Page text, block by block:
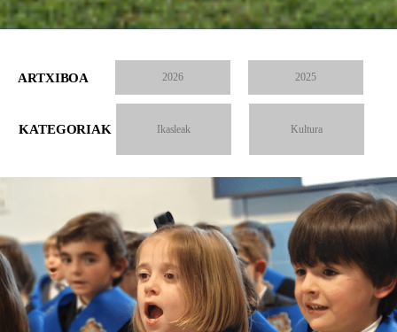
ARTXIBOA 2026 2025
KATEGORIAK Ikasleak Kultura